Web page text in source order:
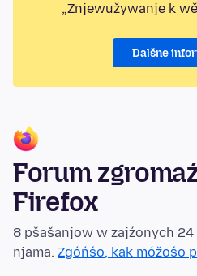
„Znjewužywanje k
Dalšne
Forum
Firefox
8 pšašanjow w zajźonych
njama. Zgóńśo, kak móžośo